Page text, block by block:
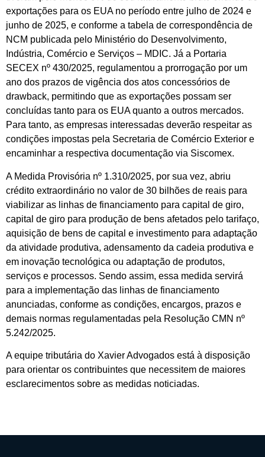
exportações para os EUA no período entre julho de 2024 e
junho de 2025, e conforme a tabela de correspondência de
NCM publicada pelo Ministério do Desenvolvimento,
Indústria, Comércio e Serviços – MDIC. Já a Portaria
SECEX nº 430/2025, regulamentou a prorrogação por um
ano dos prazos de vigência dos atos concessórios de
drawback, permitindo que as exportações possam ser
concluídas tanto para os EUA quanto a outros mercados.
Para tanto, as empresas interessadas deverão respeitar as
condições impostas pela Secretaria de Comércio Exterior e
encaminhar a respectiva documentação via Siscomex.
A Medida Provisória nº 1.310/2025, por sua vez, abriu
crédito extraordinário no valor de 30 bilhões de reais para
viabilizar as linhas de financiamento para capital de giro,
capital de giro para produção de bens afetados pelo tarifaço,
aquisição de bens de capital e investimento para adaptação
da atividade produtiva, adensamento da cadeia produtiva e
em inovação tecnológica ou adaptação de produtos,
serviços e processos. Sendo assim, essa medida servirá
para a implementação das linhas de financiamento
anunciadas, conforme as condições, encargos, prazos e
demais normas regulamentadas pela Resolução CMN nº
5.242/2025.
A equipe tributária do Xavier Advogados está à disposição
para orientar os contribuintes que necessitem de maiores
esclarecimentos sobre as medidas noticiadas.